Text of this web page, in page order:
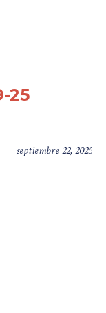
25
septiembre 22, 2025